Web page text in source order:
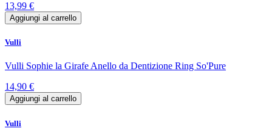
13,99 €
Aggiungi al carrello
Vulli
Vulli Sophie la Girafe Anello da Dentizione Ring So'Pure
14,90 €
Aggiungi al carrello
Vulli